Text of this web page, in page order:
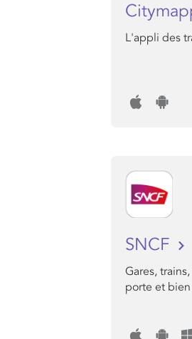
L'appli des
SNCF
Gares,
porte et bien